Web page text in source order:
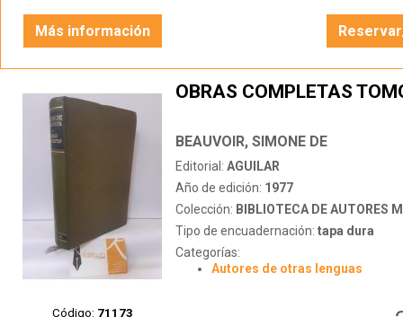
Más información
Código: 71173
OBRAS COMPLETAS
BEAUVOIR, SIMONE DE
Editorial: AGUILAR
Año de edición: 1977
Colección: BIBLIOTECA DE AUTORES
Tipo de encuadernación: tapa dura
Categorías:
Autores de otras lenguas